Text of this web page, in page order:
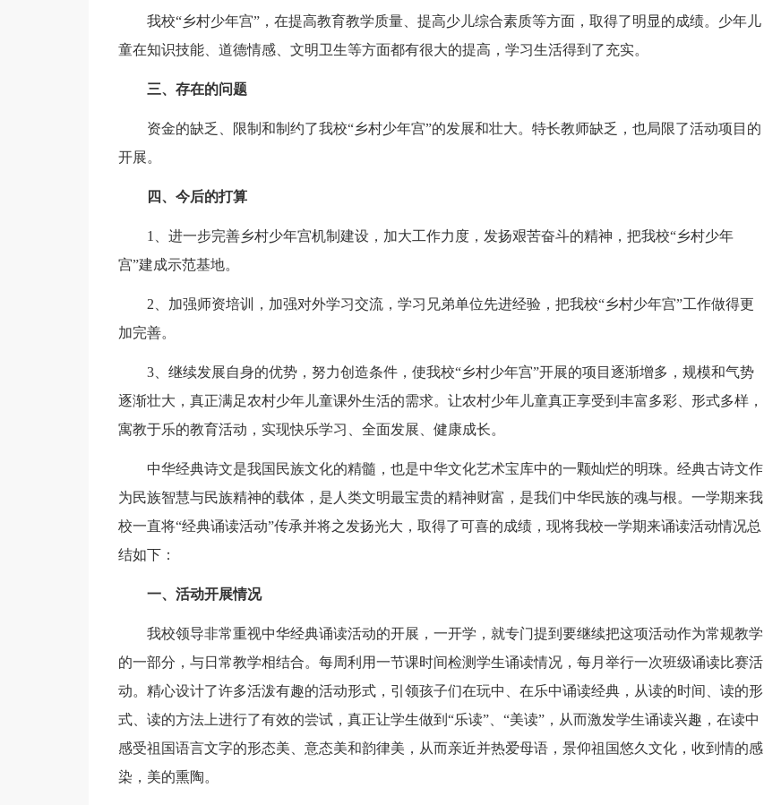
我校“乡村少年宫”，在提高教育教学质量、提高少儿综合素质等方面，取得了明显的成绩。少年儿
童在知识技能、道德情感、文明卫生等方面都有很大的提高，学习生活得到了充实。
三、存在的问题
资金的缺乏、限制和制约了我校“乡村少年宫”的发展和壮大。特长教师缺乏，也局限了活动项目的
开展。
四、今后的打算
1、进一步完善乡村少年宫机制建设，加大工作力度，发扬艰苦奋斗的精神，把我校“乡村少年
宫”建成示范基地。
2、加强师资培训，加强对外学习交流，学习兄弟单位先进经验，把我校“乡村少年宫”工作做得更
加完善。
3、继续发展自身的优势，努力创造条件，使我校“乡村少年宫”开展的项目逐渐增多，规模和气势
逐渐壮大，真正满足农村少年儿童课外生活的需求。让农村少年儿童真正享受到丰富多彩、形式多样，
寓教于乐的教育活动，实现快乐学习、全面发展、健康成长。
中华经典诗文是我国民族文化的精髓，也是中华文化艺术宝库中的一颗灿烂的明珠。经典古诗文作
为民族智慧与民族精神的载体，是人类文明最宝贵的精神财富，是我们中华民族的魂与根。一学期来我
校一直将“经典诵读活动”传承并将之发扬光大，取得了可喜的成绩，现将我校一学期来诵读活动情况总
结如下：
一、活动开展情况
我校领导非常重视中华经典诵读活动的开展，一开学，就专门提到要继续把这项活动作为常规教学
的一部分，与日常教学相结合。每周利用一节课时间检测学生诵读情况，每月举行一次班级诵读比赛活
动。精心设计了许多活泼有趣的活动形式，引领孩子们在玩中、在乐中诵读经典，从读的时间、读的形
式、读的方法上进行了有效的尝试，真正让学生做到“乐读”、“美读”，从而激发学生诵读兴趣，在读中
感受祖国语言文字的形态美、意态美和韵律美，从而亲近并热爱母语，景仰祖国悠久文化，收到情的感
染，美的熏陶。